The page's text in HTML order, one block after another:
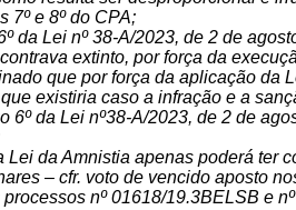
7º e 8º do CPA;
da Lei nº 38-A/2023, de 2 de
extinto, por força da
que por força da aplicação da
existiria caso a infração e a
6º da Lei nº38-A/2023, de 2 de
da Amnistia apenas poderá ter
– cfr. voto de vencido aposto
nº 01618/19.3BELSB e